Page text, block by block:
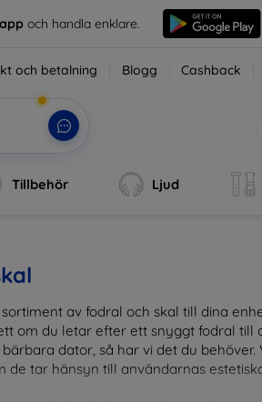
och handla enklare.
och betalning Blogg Cashback
Tillbehör Ljud
av fodral och skal till dina
om du letar efter ett snyggt fodral
dator, så har vi det du
de tar hänsyn till användarnas